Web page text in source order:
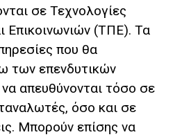
σε Τεχνολογίες
Επικοινωνιών (ΤΠΕ). Τα
που θα
των επενδυτικών
απευθύνονται τόσο σε
όσο και σε
Μπορούν επίσης να